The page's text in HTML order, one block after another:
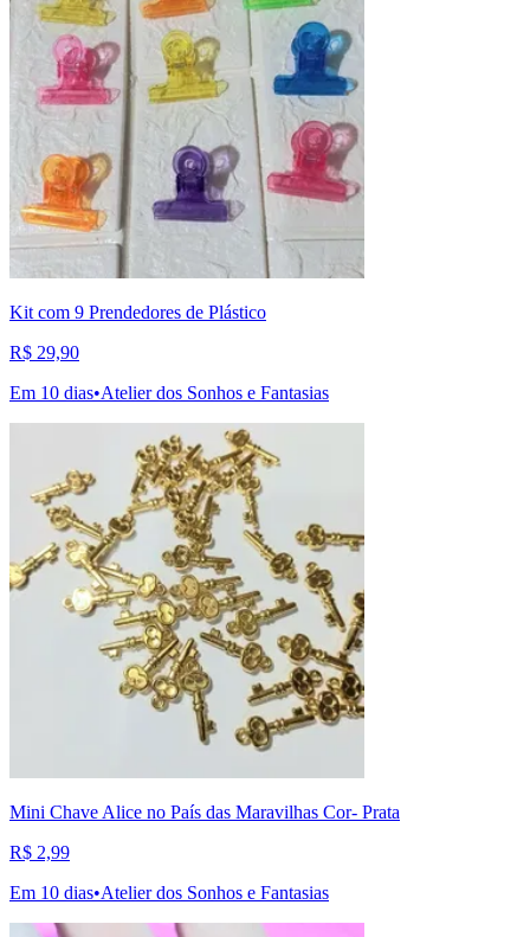
Kit com 9 Prendedores de Plástico
R$ 29,90
Em 10 dias•Atelier dos Sonhos e Fantasias
Mini Chave Alice no País das Maravilhas Cor- Prata
R$ 2,99
Em 10 dias•Atelier dos Sonhos e Fantasias